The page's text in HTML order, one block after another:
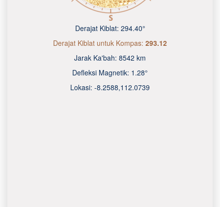
Derajat Kiblat: 294.40°
Derajat Kiblat untuk Kompas: 293.12
Jarak Ka'bah: 8542 km
Defleksi Magnetik: 1.28°
Lokasi: -8.2588,112.0740